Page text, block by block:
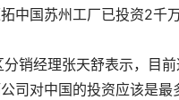
中国苏州工厂已投资2千
销经理张天舒表示，目
司对中国的投资应该是